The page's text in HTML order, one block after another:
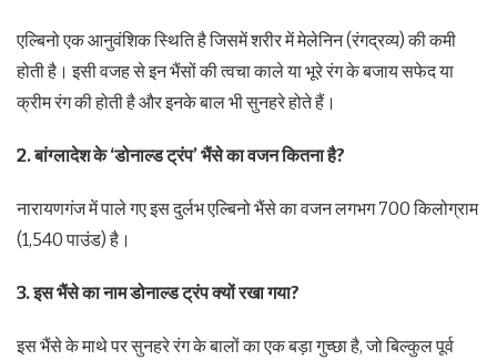
एल्बिनो एक आनुवंशिक स्थिति है जिसमें शरीर में मेलेनिन (रंगद्रव्य) की कमी
होती है। इसी वजह से इन भैंसों की त्वचा काले या भूरे रंग के बजाय सफेद या
क्रीम रंग की होती है और इनके बाल भी सुनहरे होते हैं।
2. बांग्लादेश के ‘डोनाल्ड ट्रंप’ भैंसे का वजन कितना है?
नारायणगंज में पाले गए इस दुर्लभ एल्बिनो भैंसे का वजन लगभग 700 किलोग्राम
(1,540 पाउंड) है।
3. इस भैंसे का नाम डोनाल्ड ट्रंप क्यों रखा गया?
इस भैंसे के माथे पर सुनहरे रंग के बालों का एक बड़ा गुच्छा है, जो बिल्कुल पूर्व